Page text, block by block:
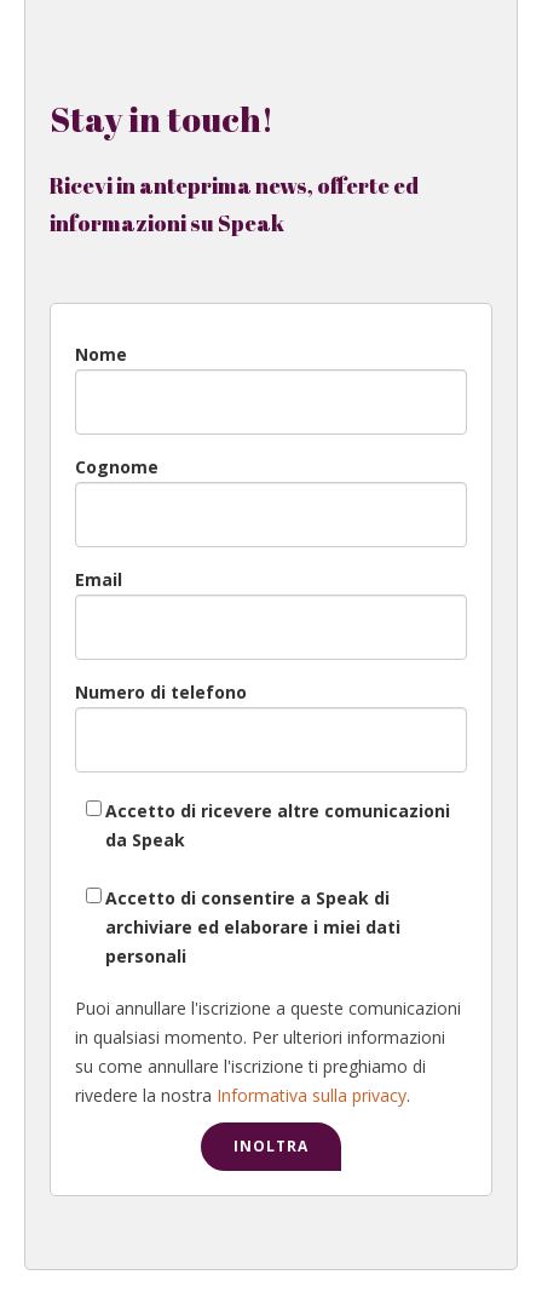
Stay in touch!
Ricevi in anteprima news, offerte ed
informazioni su Speak
Nome
Cognome
Email
Numero di telefono
Accetto di ricevere altre comunicazioni
da Speak
Accetto di consentire a Speak di
archiviare ed elaborare i miei dati
personali
Puoi annullare l'iscrizione a queste comunicazioni
in qualsiasi momento. Per ulteriori informazioni
su come annullare l'iscrizione ti preghiamo di
rivedere la nostra Informativa sulla privacy.